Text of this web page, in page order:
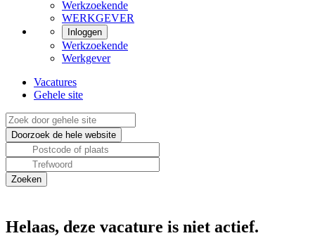
Werkzoekende
WERKGEVER
Inloggen
Werkzoekende
Werkgever
Vacatures
Gehele site
Helaas, deze vacature is niet actief.